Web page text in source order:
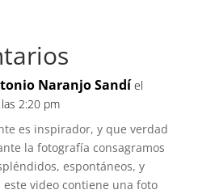
Naranjo Sandí el
2:20 pm
es inspirador, y que verdad
la fotografía consagramos
espontáneos, y
este video contiene una foto